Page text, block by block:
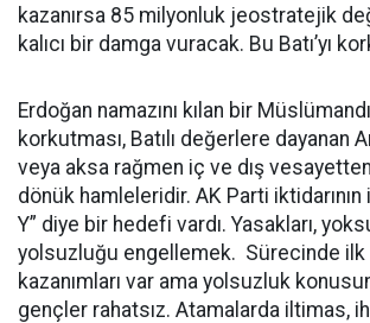
kazanırsa 85 milyonluk jeostratejik
kalıcı bir damga vuracak. Bu Batı’yı
Erdoğan namazını kılan bir
korkutması, Batılı değerlere dayanan
veya aksa rağmen iç ve dış
dönük hamleleridir. AK Parti iktidarının
Y” diye bir hedefi vardı. Yasakları,
yolsuzluğu engellemek. Sürecinde ilk
kazanımları var ama yolsuzluk
gençler rahatsız. Atamalarda iltimas,